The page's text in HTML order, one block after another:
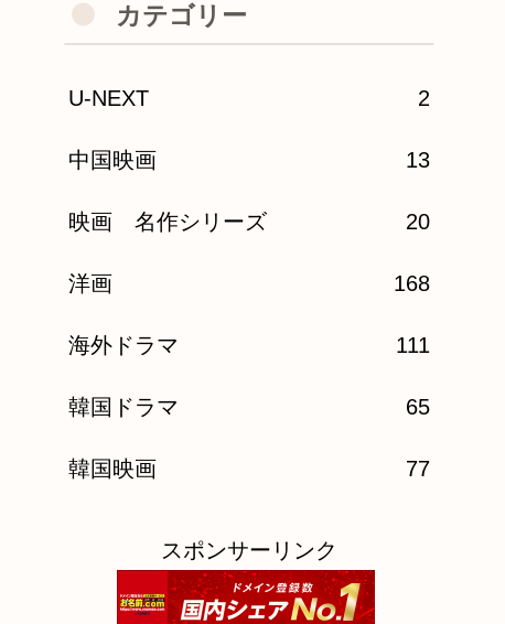
カテゴリー
U-NEXT 2
中国映画 13
映画 名作シリーズ 20
洋画 168
海外ドラマ 111
韓国ドラマ 65
韓国映画 77
スポンサーリンク